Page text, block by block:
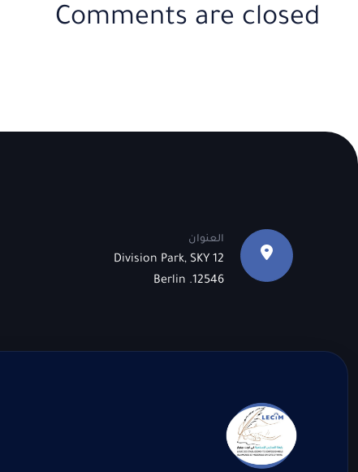
Comments are closed
العنوان
12 Division Park, SKY
12546. Berlin